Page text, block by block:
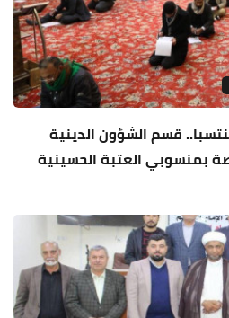
اكثر من (550) منتسبا.. قسم الشؤون الدينية
بمنسوبي العتبة الحسينية